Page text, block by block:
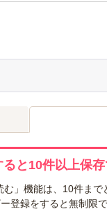
と10件以上保存
」機能は、10件まで
登録をすると無制限